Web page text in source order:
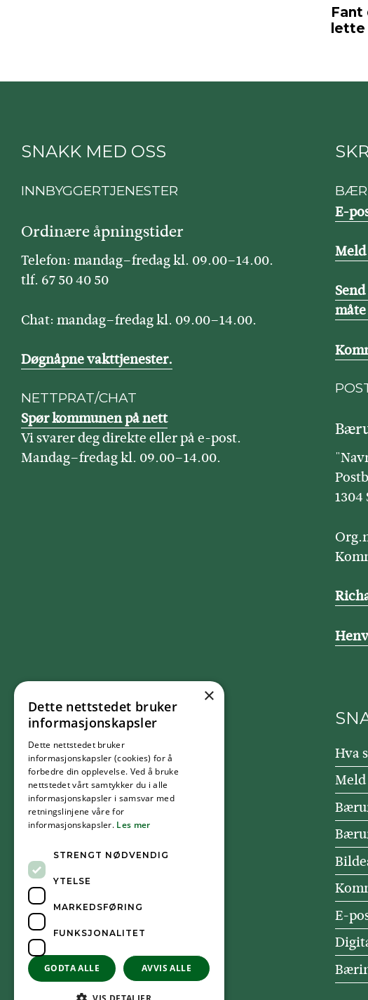
Fant
SNAKK MED OSS
INNBYGGERTJENESTER
Ordinære åpningstider
Telefon: mandag–fredag kl. 09.00–14.00.
tlf. 67 50 40 50
Chat: mandag–fredag kl. 09.00–14.00.
Døgnåpne vakttjenester.
NETTPRAT/CHAT
Spør kommunen på nett
Vi svarer deg direkte eller på e-post.
Mandag–fredag kl. 09.00–14.00.
E-
1304
FØLG OSS
Facebook
YouTube
Hva
E-
×
Dette nettstedet bruker
informasjonskapsler
Dette nettstedet bruker
informasjonskapsler (cookies) for å
forbedre din opplevelse. Ved å bruke
nettstedet vårt samtykker du i alle
informasjonskapsler i samsvar med
retningslinjene våre for
informasjonskapsler. Les mer
STRENGT NØDVENDIG
YTELSE
MARKEDSFØRING
FUNKSJONALITET
GODTA ALLE AVVIS ALLE